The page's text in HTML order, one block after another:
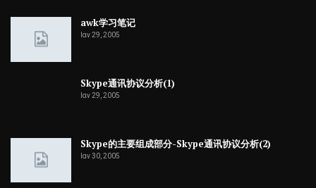
awk学习笔记
Ιαν 29, 2005
Skype通讯协议分析(1)
Ιαν 29, 2005
Skype的主要组成部分-Skype通讯协议分析(2)
Ιαν 30, 2005